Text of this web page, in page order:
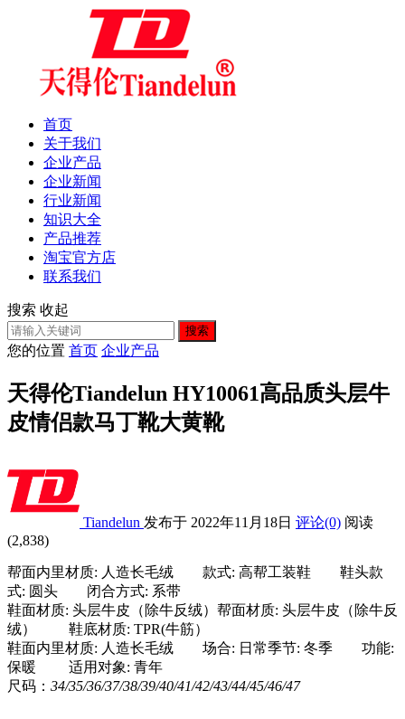
首页
关于我们
企业产品
企业新闻
行业新闻
知识大全
产品推荐
淘宝官方店
联系我们
搜索 收起
搜索
您的位置 首页 企业产品
天得伦Tiandelun HY10061高品质头层牛
皮情侣款马丁靴大黄靴
Tiandelun 发布于 2022年11月18日 评论(0) 阅读
(2,838)
帮面内里材质: 人造长毛绒 款式: 高帮工装鞋 鞋头款
式: 圆头 闭合方式: 系带
鞋面材质: 头层牛皮（除牛反绒）帮面材质: 头层牛皮（除牛反
绒） 鞋底材质: TPR(牛筋）
鞋面内里材质: 人造长毛绒 场合: 日常季节: 冬季 功能:
保暖 适用对象: 青年
尺码： 34/35/36/37/38/39/40/41/42/43/44/45/46/47